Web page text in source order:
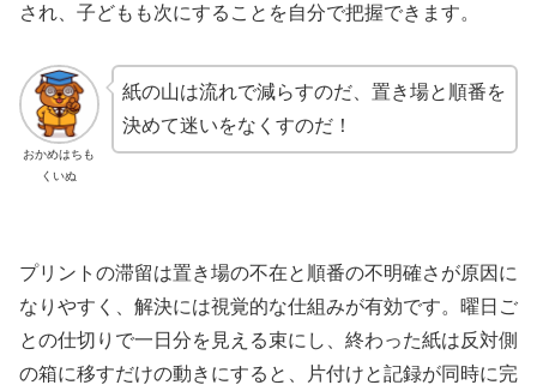
され、子どもも次にすることを自分で把握できます。
おかめはちも
くいぬ
紙の山は流れで減らすのだ、置き場と順番を
決めて迷いをなくすのだ！
プリントの滞留は置き場の不在と順番の不明確さが原因に
なりやすく、解決には視覚的な仕組みが有効です。曜日ご
との仕切りで一日分を見える束にし、終わった紙は反対側
の箱に移すだけの動きにすると、片付けと記録が同時に完